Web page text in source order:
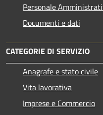
Personale
Documenti e dati
CATEGORIE DI SERVIZIO
Anagrafe e stato civile
Vita lavorativa
Imprese e Commercio